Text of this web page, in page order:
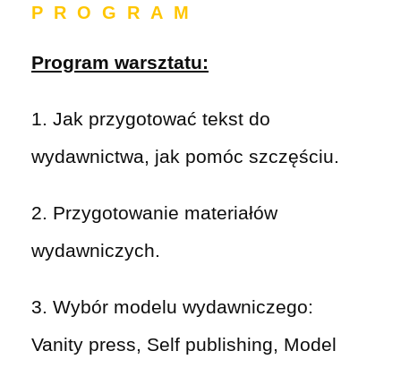
PROGRAM
Program warsztatu:
1. Jak przygotować tekst do
wydawnictwa, jak pomóc szczęściu.
2. Przygotowanie materiałów
wydawniczych.
3. Wybór modelu wydawniczego:
Vanity press, Self publishing, Model